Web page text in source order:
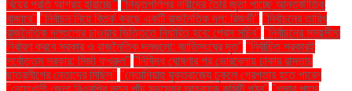
বিয়ের প্রতি আগ্রহ হারাচ্ছে" "নিভৃতপল্লির নারীদের তৈরি জুতা পাচ্ছে আন্তর্জাতিক
বাজারে" "নির্বাচন নিয়ে বিতর্ক করছে একটি রাজনৈতিক দল: রিজভী" "নির্বাচনের তারিখ
রাজনৈতিক দলগুলোর চাওয়ার ভিত্তিতে নির্ধারিত হবে: প্রেস সচিব" "নির্বাচনের সময়সীমা
নির্ধারণ করবে সরকার ও রাজনৈতিক দলগুলো: জাতিসংঘের দূত" "নির্বাচিত সরকারই
সর্বোত্তম সরকার: মির্জা ফখরুল" "নিষিদ্ধ ঘোষণার পর ভোরবেলায় ঢাকার রাস্তায়
ছাত্রলীগের নেতাদের মিছিল" "নেতানিয়াহু যুক্তরাজ্যে ঢুকলে গ্রেপ্তার হতে পারেন